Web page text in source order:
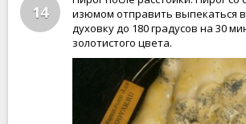
14
изюмом отправить выпекаться
духовку до 180 градусов на 30
золотистого цвета.